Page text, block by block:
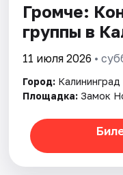
Площадки
Артисты
Громче:
группы в
11 июля 2026 •
Город: Калининград
Площадка: Замок